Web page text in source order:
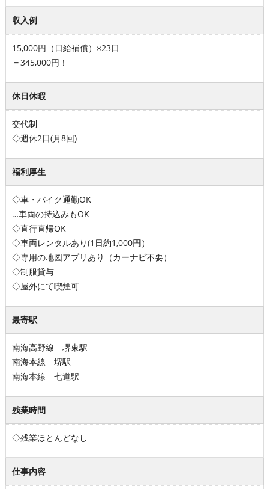
収入例
15,000円（日給補償）×23日
＝345,000円！
休日休暇
交代制
◇週休2日(月8回)
福利厚生
◇車・バイク通勤OK
…車両の持込みもOK
◇直行直帰OK
◇車両レンタルあり(1日約1,000円）
◇専用の地図アプリあり（カーナビ不要）
◇制服貸与
◇屋外にて喫煙可
最寄駅
南海高野線 堺東駅
南海本線 堺駅
南海本線 七道駅
残業時間
◇残業ほとんどなし
仕事内容